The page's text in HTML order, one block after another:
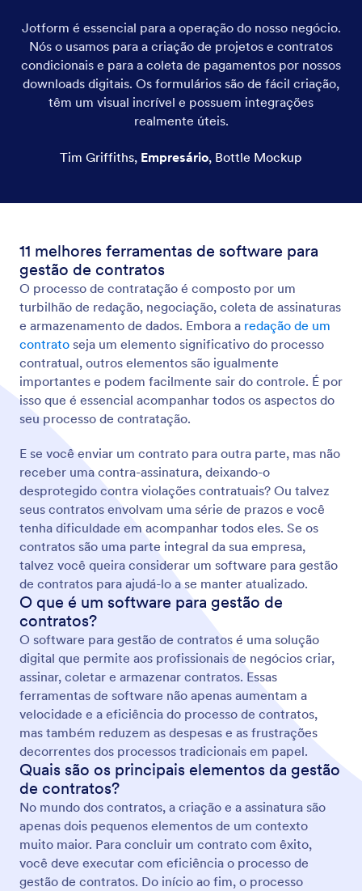
Jotform é essencial para a operação do nosso negócio.
Nós o usamos para a criação de projetos e contratos
condicionais e para a coleta de pagamentos por nossos
downloads digitais. Os formulários são de fácil criação,
têm um visual incrível e possuem integrações
realmente úteis.
Tim Griffiths, Empresário, Bottle Mockup
11 melhores ferramentas de software para
gestão de contratos
O processo de contratação é composto por um
turbilhão de redação, negociação, coleta de assinaturas
e armazenamento de dados. Embora a redação de um
contrato seja um elemento significativo do processo
contratual, outros elementos são igualmente
importantes e podem facilmente sair do controle. É por
isso que é essencial acompanhar todos os aspectos do
seu processo de contratação.
E se você enviar um contrato para outra parte, mas não
receber uma contra-assinatura, deixando-o
desprotegido contra violações contratuais? Ou talvez
seus contratos envolvam uma série de prazos e você
tenha dificuldade em acompanhar todos eles. Se os
contratos são uma parte integral da sua empresa,
talvez você queira considerar um software para gestão
de contratos para ajudá-lo a se manter atualizado.
O que é um software para gestão de
contratos?
O software para gestão de contratos é uma solução
digital que permite aos profissionais de negócios criar,
assinar, coletar e armazenar contratos. Essas
ferramentas de software não apenas aumentam a
velocidade e a eficiência do processo de contratos,
mas também reduzem as despesas e as frustrações
decorrentes dos processos tradicionais em papel.
Quais são os principais elementos da gestão
de contratos?
No mundo dos contratos, a criação e a assinatura são
apenas dois pequenos elementos de um contexto
muito maior. Para concluir um contrato com êxito,
você deve executar com eficiência o processo de
gestão de contratos. Do início ao fim, o processo